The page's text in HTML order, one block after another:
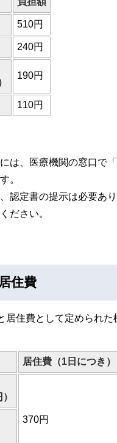
510円
240円
190円
110円
は、医療機関の窓口で
。
認定書の提示は必要あり
ださい。
住費
住費として定められた
居住費（1日につき）
370円